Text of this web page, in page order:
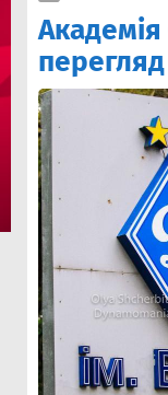
перегляд